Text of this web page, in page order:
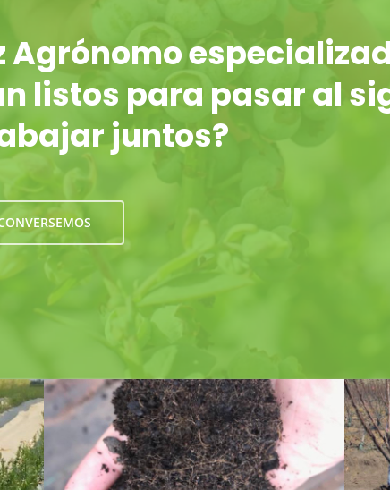
Agrónomo
listos para pasar al
juntos?